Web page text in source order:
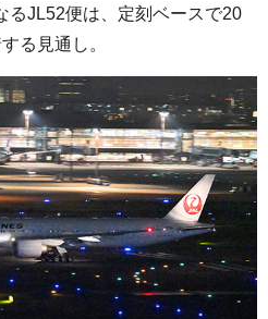
JL52便は、定刻ベースで20
る見通し。